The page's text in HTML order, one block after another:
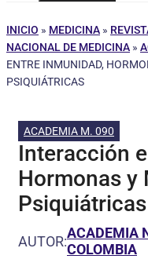
INICIO » MEDICINA »
NACIONAL DE MEDICINA »
ENTRE INMUNIDAD,
PSIQUIÁTRICAS
ACADEMIA M. 090
Interacción
Hormonas y
Psiquiátricas
AUTOR:ACADEMIA
COLOMBIA